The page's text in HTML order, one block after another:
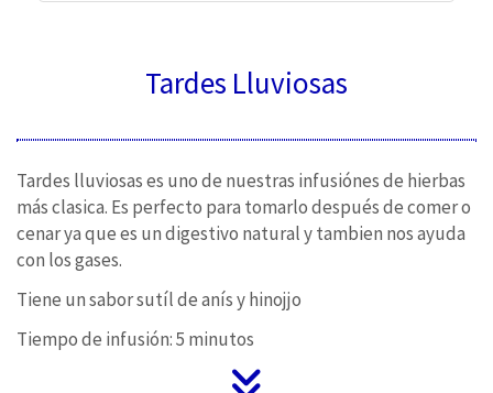
Tardes Lluviosas
Tardes lluviosas es uno de nuestras infusiónes de hierbas
más clasica. Es perfecto para tomarlo después de comer o
cenar ya que es un digestivo natural y tambien nos ayuda
con los gases.
Tiene un sabor sutíl de anís y hinojjo
Tiempo de infusión: 5 minutos